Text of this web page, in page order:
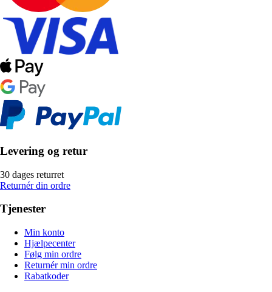
Levering og retur
30 dages returret
Returnér din ordre
Tjenester
Min konto
Hjælpecenter
Følg min ordre
Returnér min ordre
Rabatkoder